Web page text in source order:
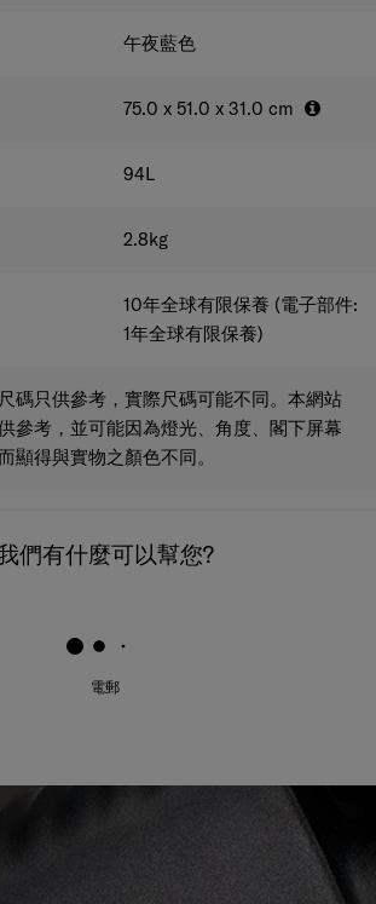
午夜藍色
75.0 x 51.0 x 31.0 cm
94L
2.8kg
10年全球有限保養 (電子部件:
1年全球有限保養)
碼只供參考，實際尺碼可能不同。本網站
參考，並可能因為燈光、角度、閣下屏幕
顯得與實物之顏色不同。
們有什麼可以幫您?
電郵